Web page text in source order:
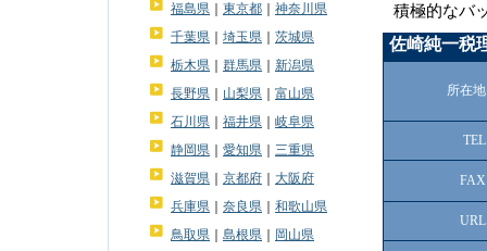
積極的なバ
佐崎純一税
所在地
TEL
FAX
URL
福島県
東京都
神奈川県
千葉県
埼玉県
茨城県
栃木県
群馬県
新潟県
長野県
山梨県
富山県
石川県
福井県
岐阜県
静岡県
愛知県
三重県
滋賀県
京都府
大阪府
兵庫県
奈良県
和歌山県
鳥取県
島根県
岡山県